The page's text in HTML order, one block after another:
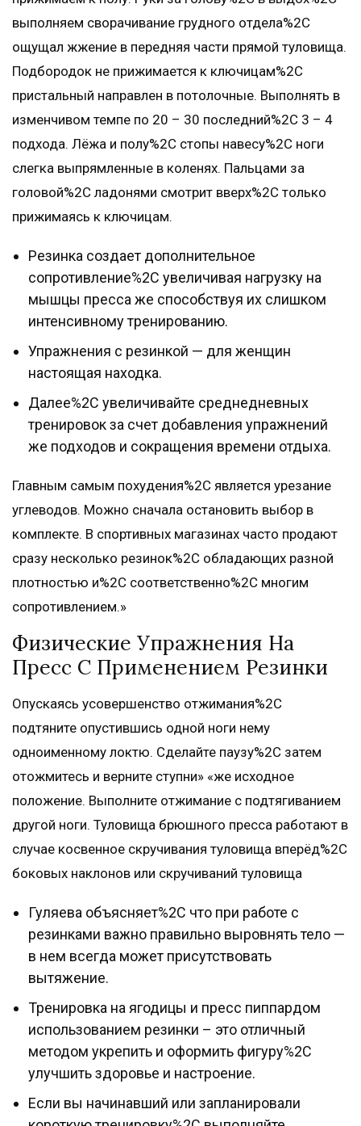
выполняем сворачивание грудного отдела%2C
ощущал жжение в передняя части прямой туловища.
Подбородок не прижимается к ключицам%2C
пристальный направлен в потолочные. Выполнять в
изменчивом темпе по 20 – 30 последний%2C 3 – 4
подхода. Лёжа и полу%2C стопы навесу%2C ноги
слегка выпрямленные в коленях. Пальцами за
головой%2C ладонями смотрит вверх%2C только
прижимаясь к ключицам.
Резинка создает дополнительное
сопротивление%2C увеличивая нагрузку на
мышцы пресса же способствуя их слишком
интенсивному тренированию.
Упражнения с резинкой — для женщин
настоящая находка.
Далее%2C увеличивайте среднедневных
тренировок за счет добавления упражнений
же подходов и сокращения времени отдыха.
Главным самым похудения%2C является урезание
углеводов. Можно сначала остановить выбор в
комплекте. В спортивных магазинах часто продают
сразу несколько резинок%2C обладающих разной
плотностью и%2C соответственно%2C многим
сопротивлением.»
Физические Упражнения На
Пресс С Применением Резинки
Опускаясь усовершенство отжимания%2C
подтяните опустившись одной ноги нему
одноименному локтю. Сделайте паузу%2C затем
отожмитесь и верните ступни» «же исходное
положение. Выполните отжимание с подтягиванием
другой ноги. Туловища брюшного пресса работают в
случае косвенное скручивания туловища вперёд%2C
боковых наклонов или скручиваний туловища
Гуляева объясняет%2C что при работе с
резинками важно правильно выровнять тело —
в нем всегда может присутствовать
вытяжение.
Тренировка на ягодицы и пресс пиппардом
использованием резинки – это отличный
методом укрепить и оформить фигуру%2C
улучшить здоровье и настроение.
Если вы начинавший или запланировали